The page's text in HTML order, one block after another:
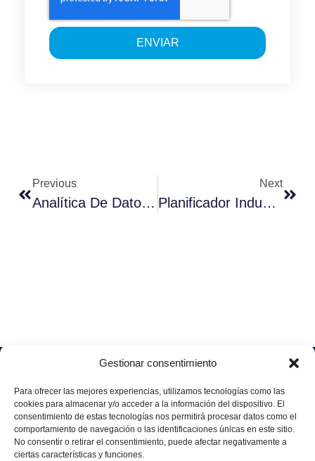
Gestionar consentimiento
Para ofrecer las mejores experiencias, utilizamos tecnologías como las
cookies para almacenar y/o acceder a la información del dispositivo. El
consentimiento de estas tecnologías nos permitirá procesar datos como el
comportamiento de navegación o las identificaciones únicas en este sitio.
No consentir o retirar el consentimiento, puede afectar negativamente a
ciertas características y funciones.
ENVIAR
Previous
Analítica De Datos Para Un Teletrabajo Productivo
Next
Planificador Industrial: Para Qué Sirve
Soluciones
Data
Industria
4.0
Industrial
Retail
Health &
Services
Quiénes
Únete
a
aggity
Contacto
legal
Política
de
Privacid
ad